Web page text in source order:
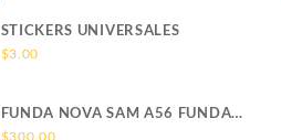
STICKERS UNIVERSALES
$3.00
FUNDA NOVA SAM A56 FUNDA
SILICONA SIN SOPORTE
$300.00